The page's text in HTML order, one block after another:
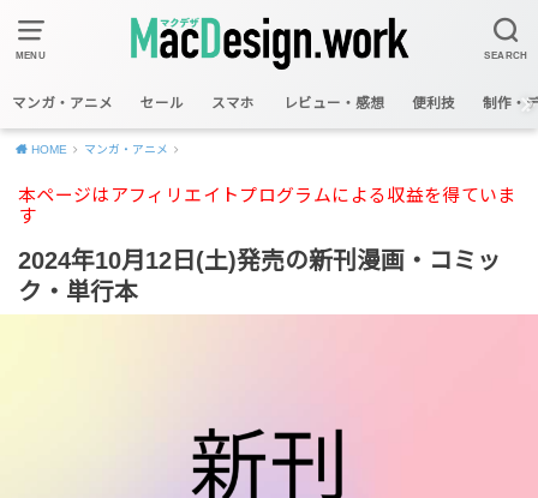
MENU SEARCH
マンガ・アニメ セール スマホ レビュー・感想 便利技 制作・
HOME マンガ・アニメ
本ページはアフィリエイトプログラムによる収益を得ていま
す
2024年10月12日(土)発売の新刊漫画・コミッ
ク・単行本